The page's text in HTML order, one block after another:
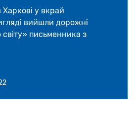
з
Харкові у вкрай
вийшли дорожні
свiту» письменника з